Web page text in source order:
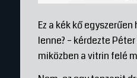
Ez a kék kő
lenne? – kérdezte
miközben a vitrin felé